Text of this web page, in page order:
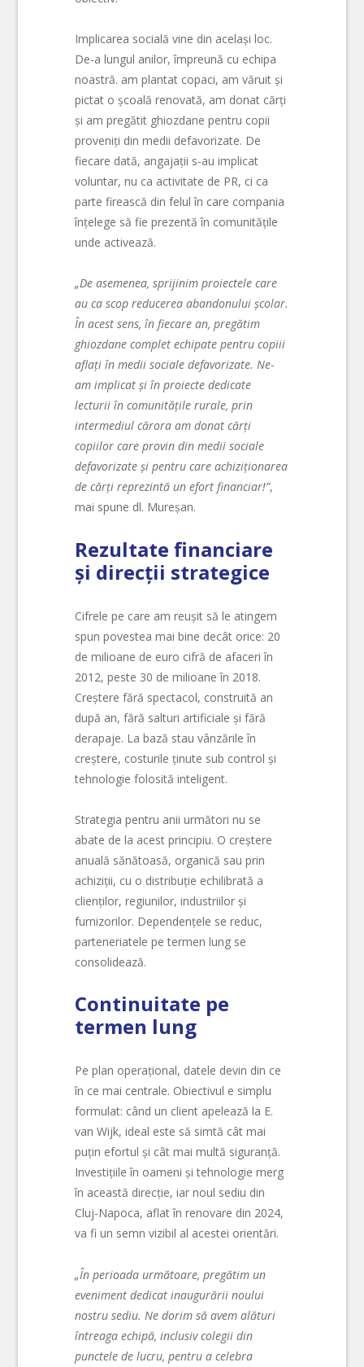
Implicarea socială vine din același loc.
De-a lungul anilor, împreună cu echipa
noastră. am plantat copaci, am văruit și
pictat o școală renovată, am donat cărți
și am pregătit ghiozdane pentru copii
proveniți din medii defavorizate. De
fiecare dată, angajații s-au implicat
voluntar, nu ca activitate de PR, ci ca
parte firească din felul în care compania
înțelege să fie prezentă în comunitățile
unde activează.
„De asemenea, sprijinim proiectele care
au ca scop reducerea abandonului școlar.
În acest sens, în fiecare an, pregătim
ghiozdane complet echipate pentru copiii
aflați în medii sociale defavorizate. Ne-
am implicat și în proiecte dedicate
lecturii în comunitățile rurale, prin
intermediul cărora am donat cărți
copiilor care provin din medii sociale
defavorizate și pentru care achiziționarea
de cărți reprezintă un efort financiar!”,
mai spune dl. Mureșan.
Rezultate financiare
și direcții strategice
Cifrele pe care am reușit să le atingem
spun povestea mai bine decât orice: 20
de milioane de euro cifră de afaceri în
2012, peste 30 de milioane în 2018.
Creștere fără spectacol, construită an
după an, fără salturi artificiale și fără
derapaje. La bază stau vânzările în
creștere, costurile ținute sub control și
tehnologie folosită inteligent.
Strategia pentru anii următori nu se
abate de la acest principiu. O creștere
anuală sănătoasă, organică sau prin
achiziții, cu o distribuție echilibrată a
clienților, regiunilor, industriilor și
furnizorilor. Dependențele se reduc,
parteneriatele pe termen lung se
consolidează.
Continuitate pe
termen lung
Pe plan operațional, datele devin din ce
în ce mai centrale. Obiectivul e simplu
formulat: când un client apelează la E.
van Wijk, ideal este să simtă cât mai
puțin efortul și cât mai multă siguranță.
Investițiile în oameni și tehnologie merg
în această direcție, iar noul sediu din
Cluj-Napoca, aflat în renovare din 2024,
va fi un semn vizibil al acestei orientări.
„În perioada următoare, pregătim un
eveniment dedicat inaugurării noului
nostru sediu. Ne dorim să avem alături
întreaga echipă, inclusiv colegii din
punctele de lucru, pentru a celebra